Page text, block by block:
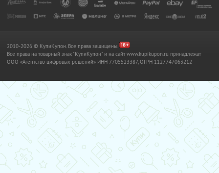
2010-2026 © КупиКупон. Все права защищены.
Все права на товарный знак "КупиКупон" и на сайт www.kupikupon.ru принадлежат
OOO «Агентство цифровых решений» ИНН 7705523387, ОГРН 1127747063212